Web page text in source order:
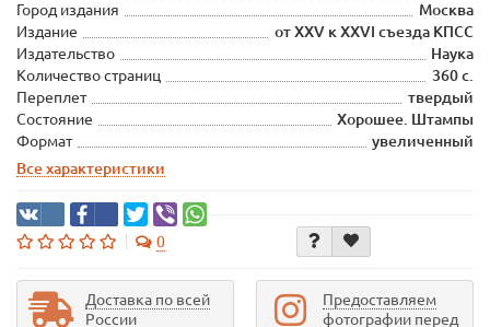
Город издания
Москва
Издание
от XXV к XXVI съезда КПСС
Издательство
Наука
Количество страниц
360 с.
Переплет
твердый
Состояние
Хорошее. Штампы
Формат
увеличенный
Все характеристики
0
Доставка по всей
России
Предоставляем
фотографии перед